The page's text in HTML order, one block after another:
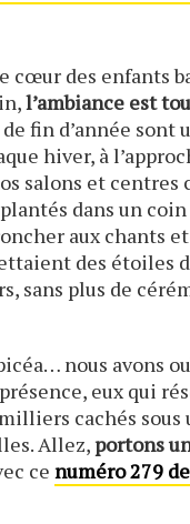
cœur des enfants
l’ambiance est
fin d’année sont
hiver, à
salons et centres
dans un coin
aux chants et
des étoiles
sans plus de
nous avons
eux qui
cachés sous
Allez,portons
ce numéro 279